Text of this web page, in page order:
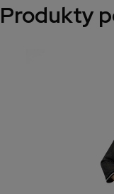
Produkty